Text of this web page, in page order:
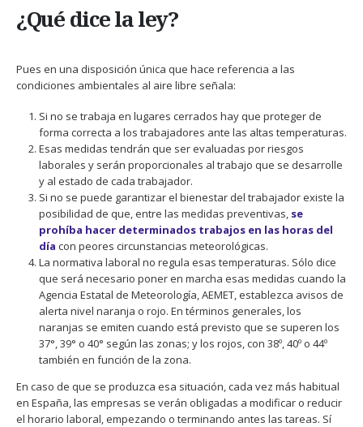
¿Qué dice la ley?
Pues en una disposición única que hace referencia a las
condiciones ambientales al aire libre señala:
Si no se trabaja en lugares cerrados hay que proteger de
forma correcta a los trabajadores ante las altas temperaturas.
Esas medidas tendrán que ser evaluadas por riesgos
laborales y serán proporcionales al trabajo que se desarrolle
y al estado de cada trabajador.
Si no se puede garantizar el bienestar del trabajador existe la
posibilidad de que, entre las medidas preventivas, se
prohíba hacer determinados trabajos en las horas del
día con peores circunstancias meteorológicas.
La normativa laboral no regula esas temperaturas. Sólo dice
que será necesario poner en marcha esas medidas cuando la
Agencia Estatal de Meteorología, AEMET, establezca avisos de
alerta nivel naranja o rojo. En términos generales, los
naranjas se emiten cuando está previsto que se superen los
37°, 39° o 40° según las zonas; y los rojos, con 38º, 40º o 44º
también en función de la zona.
En caso de que se produzca esa situación, cada vez más habitual
en España, las empresas se verán obligadas a modificar o reducir
el horario laboral, empezando o terminando antes las tareas. Sí